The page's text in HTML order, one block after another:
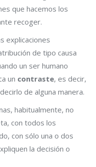
que hacemos los
recoger.
explicaciones
de tipo causa
un ser humano
un contraste, es decir,
de alguna manera.
habitualmente, no
con todos los
con sólo una o dos
la decisión o